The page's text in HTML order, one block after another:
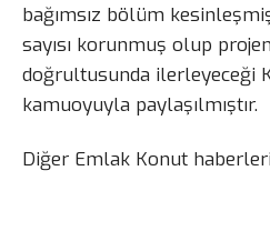
bağımsız bölüm
sayısı korunmuş olup
doğrultusunda ilerleyeceği
kamuoyuyla paylaşılmıştır.
Diğer Emlak Konut